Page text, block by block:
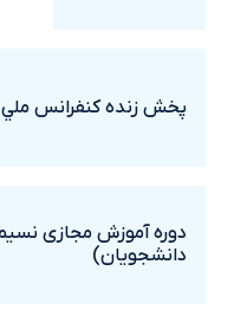
پخش زنده کنفرانس
دوره آموزش مجازی
دانشجویان)